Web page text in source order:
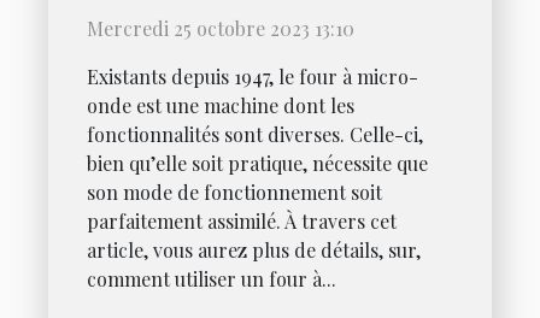
Mercredi 25 octobre 2023 13:10
Existants depuis 1947, le four à micro-
onde est une machine dont les
fonctionnalités sont diverses. Celle-ci,
bien qu’elle soit pratique, nécessite que
son mode de fonctionnement soit
parfaitement assimilé. À travers cet
article, vous aurez plus de détails, sur,
comment utiliser un four à...